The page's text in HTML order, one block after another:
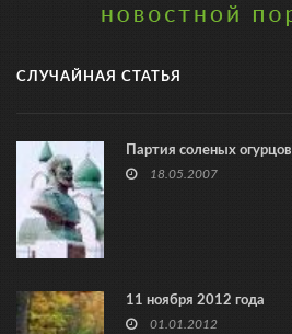
СЛУЧАЙНАЯ СТАТЬЯ
Партия соленых огурцов
18.05.2007
11 ноября 2012 года
01.01.2012